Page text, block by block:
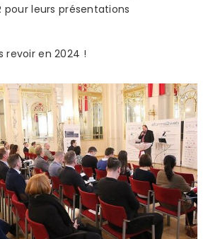
pour leurs présentations
revoir en 2024 !